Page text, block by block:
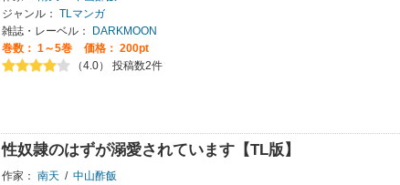
ジャンル： TLマンガ
雑誌・レーベル：
DARKMOON
巻数： 1～5巻
価格： 200pt
（4.0） 投稿数2件
性奴隷のはずが溺愛されています【TL版】
作家： 南天 / 中山酢飯